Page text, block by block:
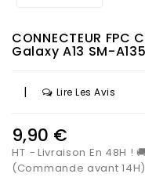
CONNECTEUR FPC
Galaxy A13 SM-
| Lire Les Avis
9,90 €
HT
Livraison En 48H !
(Commande avant 14H)